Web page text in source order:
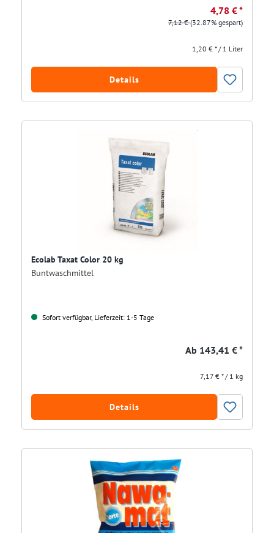
4,78 € *
7,12 €(32.87% gespart)
1,20 € * / 1 Liter
Details
Ecolab Taxat Color 20 kg
Buntwaschmittel
Sofort verfügbar, Lieferzeit: 1-5 Tage
Ab 143,41 € *
7,17 € * / 1 kg
Details